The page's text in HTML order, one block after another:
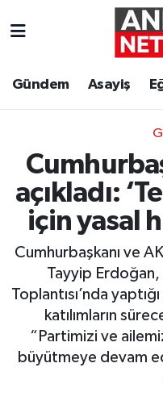
Gündem Asayiş
açıkladı:
için yasal
Cumhurbaşkanı ve
Tayyip
Toplantısı’nda
katılımların
“Partimizi ve
büyütmeye devam
Ekonomi
Gündem
Kim Kimdir Nereli
Resmi İlanlar
Sağlık
Ankara Hava
Tüm Manşetler
Son Dakika
Haber Arşivi